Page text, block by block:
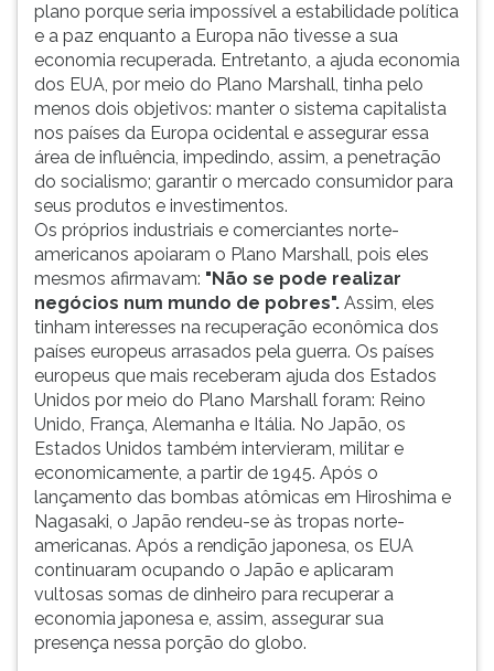
plano porque seria impossível a estabilidade política
e a paz enquanto a Europa não tivesse a sua
economia recuperada. Entretanto, a ajuda economia
dos EUA, por meio do Plano Marshall, tinha pelo
menos dois objetivos: manter o sistema capitalista
nos países da Europa ocidental e assegurar essa
área de influência, impedindo, assim, a penetração
do socialismo; garantir o mercado consumidor para
seus produtos e investimentos.
Os próprios industriais e comerciantes norte-
americanos apoiaram o Plano Marshall, pois eles
mesmos afirmavam: "Não se pode realizar
negócios num mundo de pobres". Assim, eles
tinham interesses na recuperação econômica dos
países europeus arrasados pela guerra. Os países
europeus que mais receberam ajuda dos Estados
Unidos por meio do Plano Marshall foram: Reino
Unido, França, Alemanha e Itália. No Japão, os
Estados Unidos também intervieram, militar e
economicamente, a partir de 1945. Após o
lançamento das bombas atômicas em Hiroshima e
Nagasaki, o Japão rendeu-se às tropas norte-
americanas. Após a rendição japonesa, os EUA
continuaram ocupando o Japão e aplicaram
vultosas somas de dinheiro para recuperar a
economia japonesa e, assim, assegurar sua
presença nessa porção do globo.